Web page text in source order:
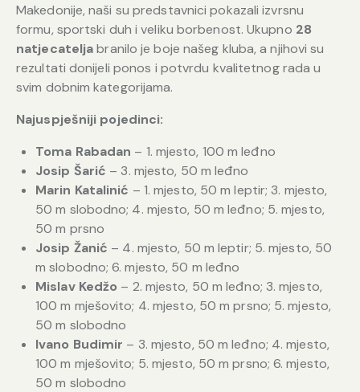
Makedonije, naši su predstavnici pokazali izvrsnu
formu, sportski duh i veliku borbenost. Ukupno 28
natjecateljabranilo je boje našeg kluba, a njihovi su
rezultati donijeli ponos i potvrdu kvalitetnog rada u
svim dobnim kategorijama.
Najuspješniji pojedinci:
Toma Rabadan – 1. mjesto, 100 m leđno
Josip Šarić – 3. mjesto, 50 m leđno
Marin Katalinić – 1. mjesto, 50 m leptir; 3. mjesto,
50 m slobodno; 4. mjesto, 50 m leđno; 5. mjesto,
50 m prsno
Josip Žanić – 4. mjesto, 50 m leptir; 5. mjesto, 50
m slobodno; 6. mjesto, 50 m leđno
Mislav Kedžo – 2. mjesto, 50 m leđno; 3. mjesto,
100 m mješovito; 4. mjesto, 50 m prsno; 5. mjesto,
50 m slobodno
Ivano Budimir – 3. mjesto, 50 m leđno; 4. mjesto,
100 m mješovito; 5. mjesto, 50 m prsno; 6. mjesto,
50 m slobodno